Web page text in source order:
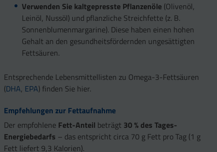
Verwenden Sie kaltgepresste Pflanzenöle (Olivenöl,
Leinöl, Nussöl) und pflanzliche Streichfette (z. B.
Sonnenblumenmargarine). Diese haben einen hohen
Gehalt an den gesundheitsfördernden ungesättigten
Fettsäuren.
Entsprechende Lebensmittellisten zu Omega-3-Fettsäuren
(DHA, EPA) finden Sie hier.
Empfehlungen zur Fettaufnahme
Der empfohlene Fett-Anteil beträgt 30 % des Tages-
Energiebedarfs – das entspricht circa 70 g Fett pro Tag (1 g
Fett liefert 9,3 Kalorien).